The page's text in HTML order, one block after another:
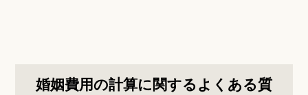
婚姻費用の計算に関するよくある質